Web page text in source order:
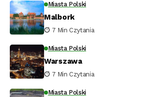
Miasta Polski
Malbork
7 Min Czytania
Miasta Polski
Warszawa
7 Min Czytania
Miasta Polski